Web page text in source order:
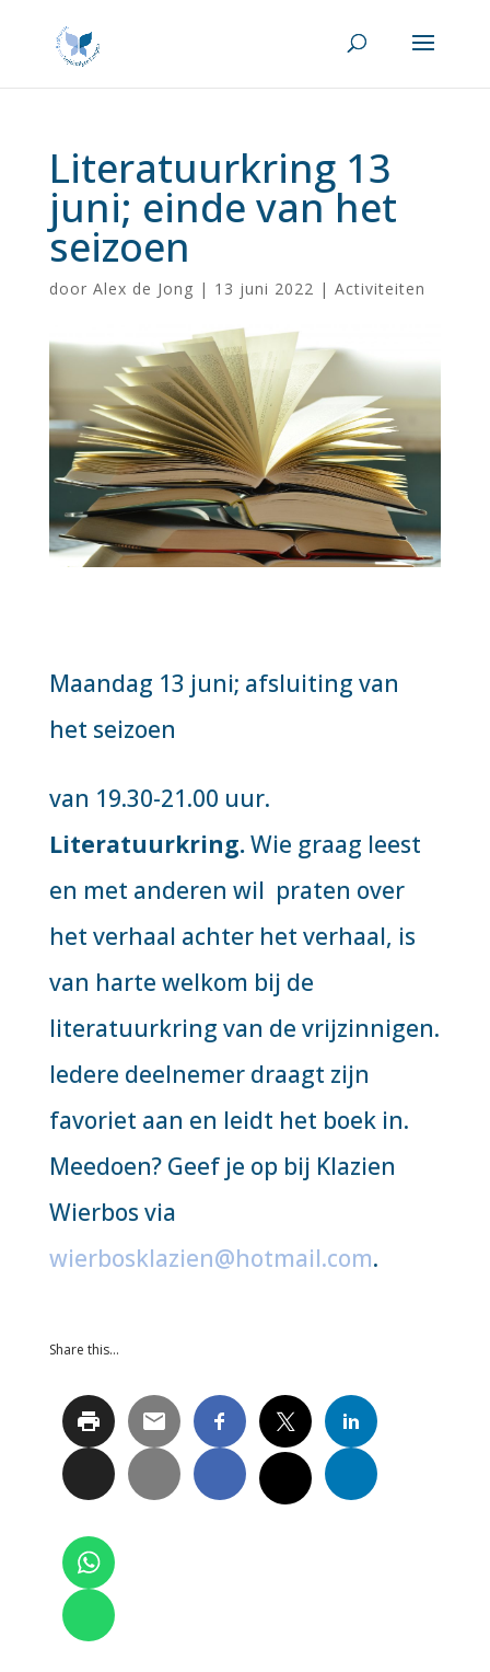
Literatuurkring 13
juni; einde van het
seizoen
door Alex de Jong | 13 juni 2022 | Activiteiten
Maandag 13 juni; afsluiting van
het seizoen
van 19.30-21.00 uur.
Literatuurkring.Wie graag leest
en met anderen wil praten over
het verhaal achter het verhaal, is
van harte welkom bij de
literatuurkring van de vrijzinnigen.
Iedere deelnemer draagt zijn
favoriet aan en leidt het boek in.
Meedoen? Geef je op bij Klazien
Wierbos via
wierbosklazien@hotmail.com.
Share this…